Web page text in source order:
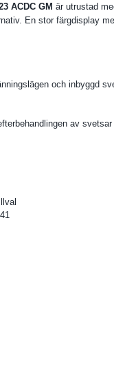
ACDC GM är utrustad
En stor färgdisplay
och inbyggd
av